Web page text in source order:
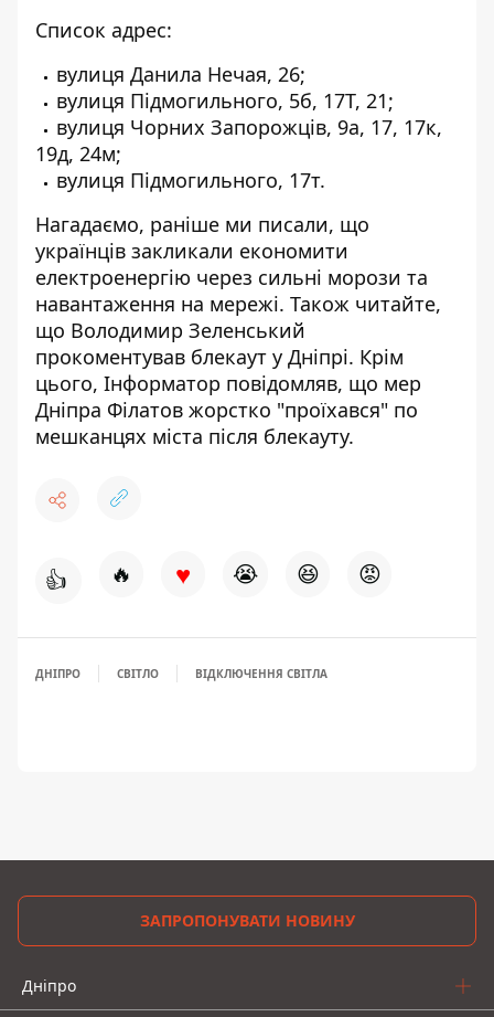
Список адрес:
вулиця Данила Нечая, 26;
вулиця Підмогильного, 5б, 17Т, 21;
вулиця Чорних Запорожців, 9а, 17, 17к,
19д, 24м;
вулиця Підмогильного, 17т.
Нагадаємо, раніше ми писали, що
українців закликали економити
електроенергію через сильні морози та
навантаження на мережі. Також читайте,
що Володимир Зеленський
прокоментував блекаут у Дніпрі. Крім
цього, Інформатор повідомляв, що мер
Дніпра Філатов жорстко "проїхався" по
мешканцях міста після блекауту.
👍 🔥 ♥ 😭 😆 😡
ДНІПРО СВІТЛО ВІДКЛЮЧЕННЯ СВІТЛА
ЗАПРОПОНУВАТИ НОВИНУ
Дніпро